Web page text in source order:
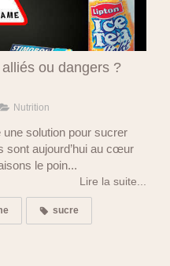
ou dangers ?
Nutrition
solution pour sucrer
sont aujourd’hui au cœur
le poin...
Lire la suite...
sucre